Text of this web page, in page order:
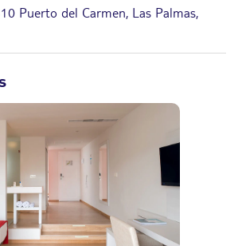
Puerto del Carmen, Las Palmas,